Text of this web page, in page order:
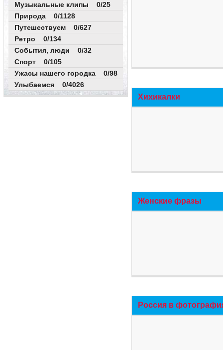
Музыкальные клипы 0/25
Природа 0/1128
Путешествуем 0/627
Ретро 0/134
События, люди 0/32
Спорт 0/105
Ужасы нашего городка 0/98
Улыбаемся 0/4026
Хихикалки
Женские фразы
Россия в